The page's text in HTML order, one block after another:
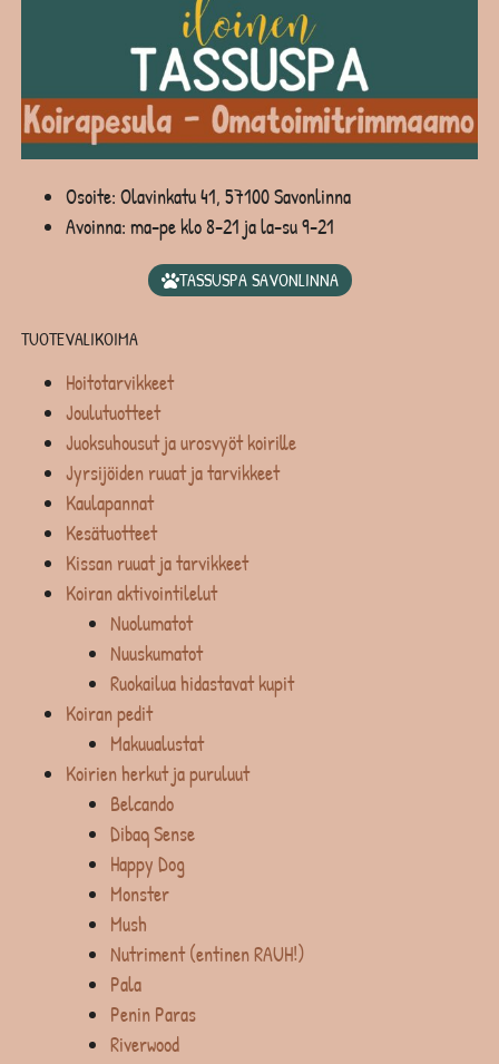
Osoite: Olavinkatu 41, 57100 Savonlinna
Avoinna: ma-pe klo 8-21 ja la-su 9-21
TASSUSPA SAVONLINNA
TUOTEVALIKOIMA
Hoitotarvikkeet
Joulutuotteet
Juoksuhousut ja urosvyöt koirille
Jyrsijöiden ruuat ja tarvikkeet
Kaulapannat
Kesätuotteet
Kissan ruuat ja tarvikkeet
Koiran aktivointilelut
Nuolumatot
Nuuskumatot
Ruokailua hidastavat kupit
Koiran pedit
Makuualustat
Koirien herkut ja puruluut
Belcando
Dibaq Sense
Happy Dog
Monster
Mush
Nutriment (entinen RAUH!)
Pala
Penin Paras
Riverwood